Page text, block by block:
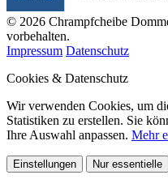
© 2026 Chrampfcheibe
vorbehalten.
Impressum Datenschutz
Cookies & Datenschutz
Wir verwenden Cookies, um
Statistiken zu erstellen. Sie
Ihre Auswahl anpassen. Mehr
Einstellungen Nur essentielle